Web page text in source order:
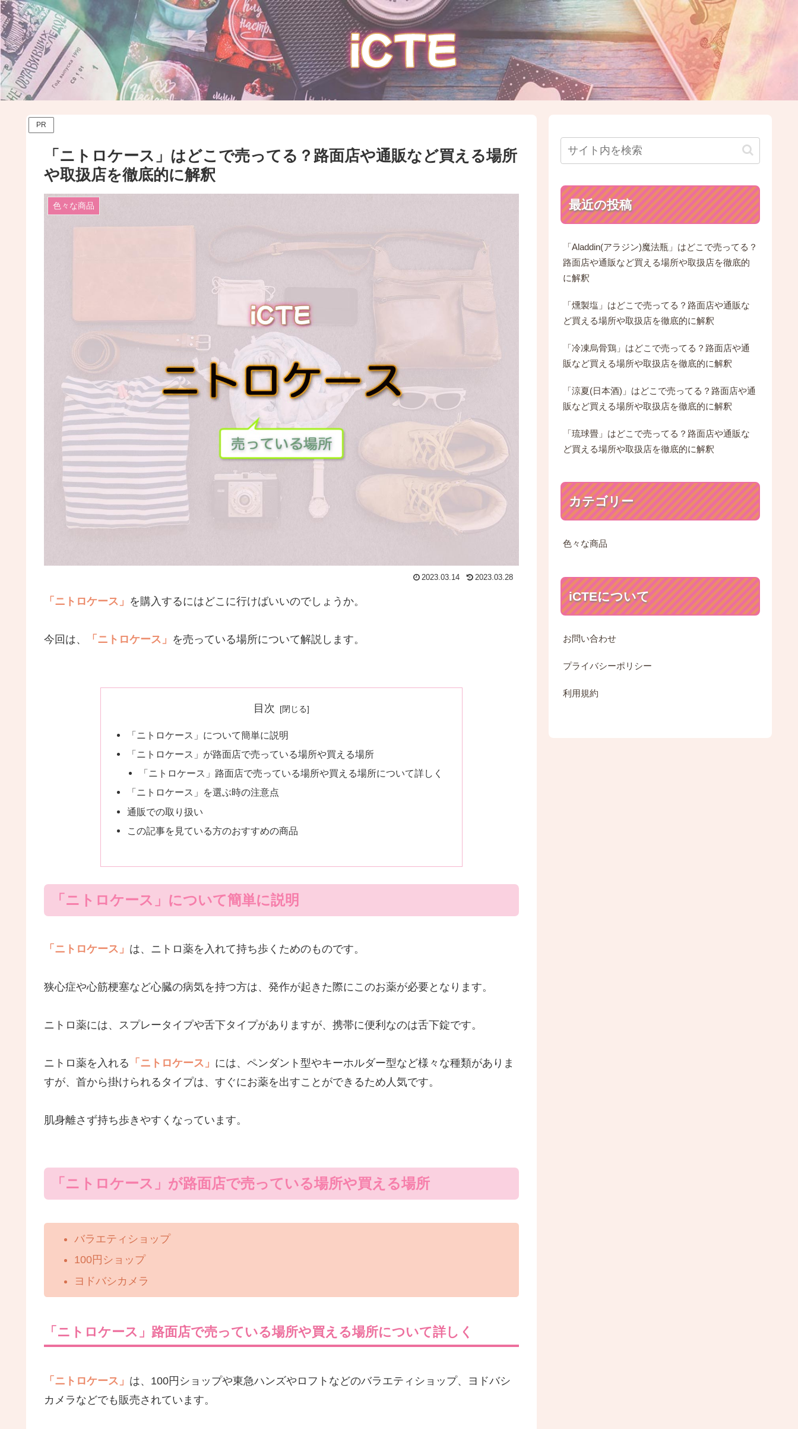
PR
「ニトロケース」はどこで売ってる？路面店や通販など買える場所
や取扱店を徹底的に解釈
色々な商品
2023.03.14 2023.03.28
「ニトロケース」 を購入するにはどこに行けばいいのでしょうか。
今回は、 「ニトロケース」 を売っている場所について解説します。
目次
「ニトロケース」について簡単に説明
「ニトロケース」が路面店で売っている場所や買える場所
「ニトロケース」路面店で売っている場所や買える場所について詳しく
「ニトロケース」を選ぶ時の注意点
通販での取り扱い
この記事を見ている方のおすすめの商品
「ニトロケース」について簡単に説明
「ニトロケース」 は、ニトロ薬を入れて持ち歩くためのものです。
狭心症や心筋梗塞など心臓の病気を持つ方は、発作が起きた際にこのお薬が必要となります。
ニトロ薬には、スプレータイプや舌下タイプがありますが、携帯に便利なのは舌下錠です。
ニトロ薬を入れる 「ニトロケース」 には、ペンダント型やキーホルダー型など様々な種類がありま
すが、首から掛けられるタイプは、すぐにお薬を出すことができるため人気です。
肌身離さず持ち歩きやすくなっています。
「ニトロケース」が路面店で売っている場所や買える場所
バラエティショップ
100円ショップ
ヨドバシカメラ
「ニトロケース」路面店で売っている場所や買える場所について詳しく
「ニトロケース」 は、100円ショップや東急ハンズやロフトなどのバラエティショップ、ヨドバシ
カメラなどでも販売されています。
最近の投稿
「Aladdin(アラジン)魔法瓶」はどこで売ってる？
路面店や通販など買える場所や取扱店を徹底的
に解釈
「燻製塩」はどこで売ってる？路面店や通販な
ど買える場所や取扱店を徹底的に解釈
「冷凍烏骨鶏」はどこで売ってる？路面店や通
販など買える場所や取扱店を徹底的に解釈
「涼夏(日本酒)」はどこで売ってる？路面店や通
販など買える場所や取扱店を徹底的に解釈
「琉球畳」はどこで売ってる？路面店や通販な
ど買える場所や取扱店を徹底的に解釈
カテゴリー
色々な商品
iCTEについて
お問い合わせ
プライバシーポリシー
利用規約